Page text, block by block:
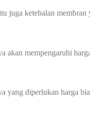
juga ketebalan membran
mempengaruhi
yang diperlukan harga